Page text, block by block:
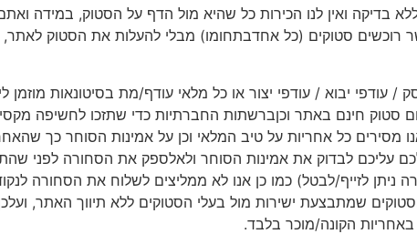
בדיקה ואין לנו הכירות כל שהיא מול הדף על הסטוק, במידה
סטוקים (כל אחדבתחומו) מבלי להעלות את הסטוק לאתר,
/ עודפי יבוא / עודפי יצור או כל מלאי עודף/מת בסיטונאות
סטוק חינם באתר וכןברשתות החברתיות כדי שתזכו לחשיפה
מסירים כל אחריות על טיב המלאי וכן על אמינות הסוחר כך
עליכם לבדוק את אמינות הסוחר ולאלספק את הסחורה לפני
ניתן לזייף/לבטל) כמו כן אנו לא ממליצים לשלוח את הסחורה
שמתבצעת ישירות מול בעלי הסטוקים ללא תיווך האתר,
הקונה/מוכר בלבד.